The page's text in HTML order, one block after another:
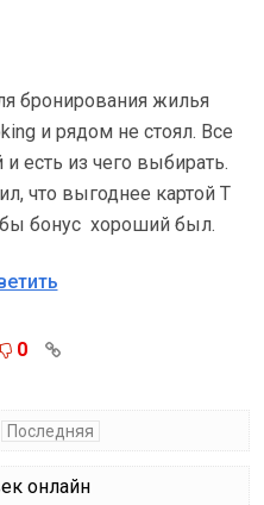
бронирования жилья
и рядом не стоял. Все
есть из чего выбирать.
что выгоднее картой Т
бонус хороший был.
0
Последняя
онлайн